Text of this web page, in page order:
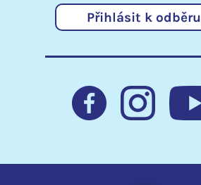
Přihlásit k odběru